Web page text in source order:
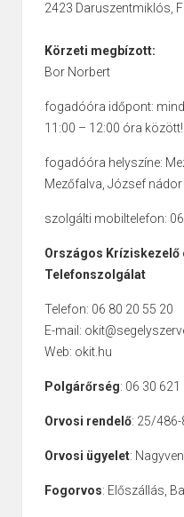
2423 Daruszentmiklós,
Körzeti megbízott:
Bor Norbert
fogadóóra időpont:
11:00 – 12:00 óra között!
fogadóóra helyszíne:
Mezőfalva, József nádor
szolgálti mobiltelefon:
Országos Kríziskezelő
Telefonszolgálat
Telefon: 06 80 20 55 20
E-mail:
Web: okit.hu
Polgárőrség: 06 30 621
Orvosi rendelő: 25/486-
Orvosi ügyelet:
Fogorvos: Előszállás,